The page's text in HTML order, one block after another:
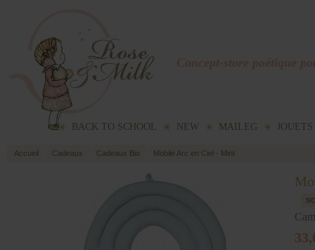
Concept-store poétique
BACK TO SCHOOL NEW MAILEG JOUETS
Accueil Cadeaux Cadeaux Bio Mobile Arc en Ciel - Mint